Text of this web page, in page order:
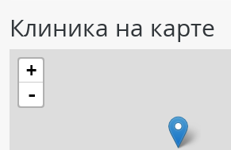
Спросить врача
ПОМОЩЬ
Клиника на карте
+
-